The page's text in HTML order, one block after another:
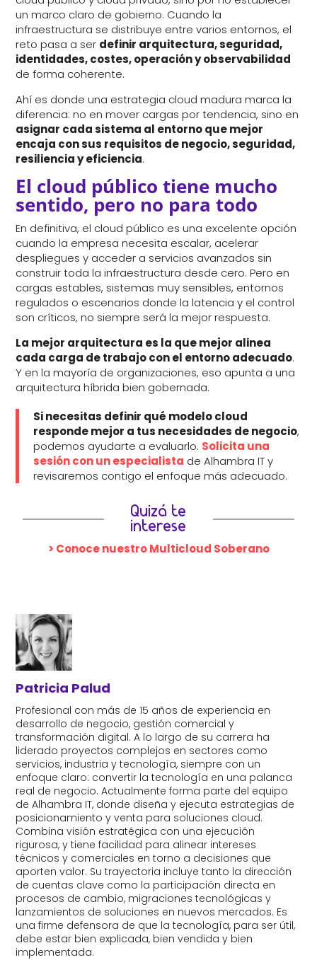
un marco claro de gobierno. Cuando la
infraestructura se distribuye entre varios entornos, el
reto pasa a ser definir arquitectura, seguridad,
identidades, costes, operación y observabilidad
de forma coherente.
Ahí es donde una estrategia cloud madura marca la
diferencia: no en mover cargas por tendencia, sino en
asignar cada sistema al entorno que mejor
encaja con sus requisitos de negocio, seguridad,
resiliencia y eficiencia.
El cloud público tiene mucho
sentido, pero no para todo
En definitiva, el cloud público es una excelente opción
cuando la empresa necesita escalar, acelerar
despliegues y acceder a servicios avanzados sin
construir toda la infraestructura desde cero. Pero en
cargas estables, sistemas muy sensibles, entornos
regulados o escenarios donde la latencia y el control
son críticos, no siempre será la mejor respuesta.
La mejor arquitectura es la que mejor alinea
cada carga de trabajo con el entorno adecuado.
Y en la mayoría de organizaciones, eso apunta a una
arquitectura híbrida bien gobernada.
Si necesitas definir qué modelo cloud
responde mejor a tus necesidades de negocio,
podemos ayudarte a evaluarlo. Solicita una
sesión con un especialista de Alhambra IT y
revisaremos contigo el enfoque más adecuado.
Quizá te
interese
> Conoce nuestro Multicloud Soberano
Patricia Palud
Profesional con más de 15 años de experiencia en
desarrollo de negocio, gestión comercial y
transformación digital. A lo largo de su carrera ha
liderado proyectos complejos en sectores como
servicios, industria y tecnología, siempre con un
enfoque claro: convertir la tecnología en una palanca
real de negocio. Actualmente forma parte del equipo
de Alhambra IT, donde diseña y ejecuta estrategias de
posicionamiento y venta para soluciones cloud.
Combina visión estratégica con una ejecución
rigurosa, y tiene facilidad para alinear intereses
técnicos y comerciales en torno a decisiones que
aporten valor. Su trayectoria incluye tanto la dirección
de cuentas clave como la participación directa en
procesos de cambio, migraciones tecnológicas y
lanzamientos de soluciones en nuevos mercados. Es
una firme defensora de que la tecnología, para ser útil,
debe estar bien explicada, bien vendida y bien
implementada.